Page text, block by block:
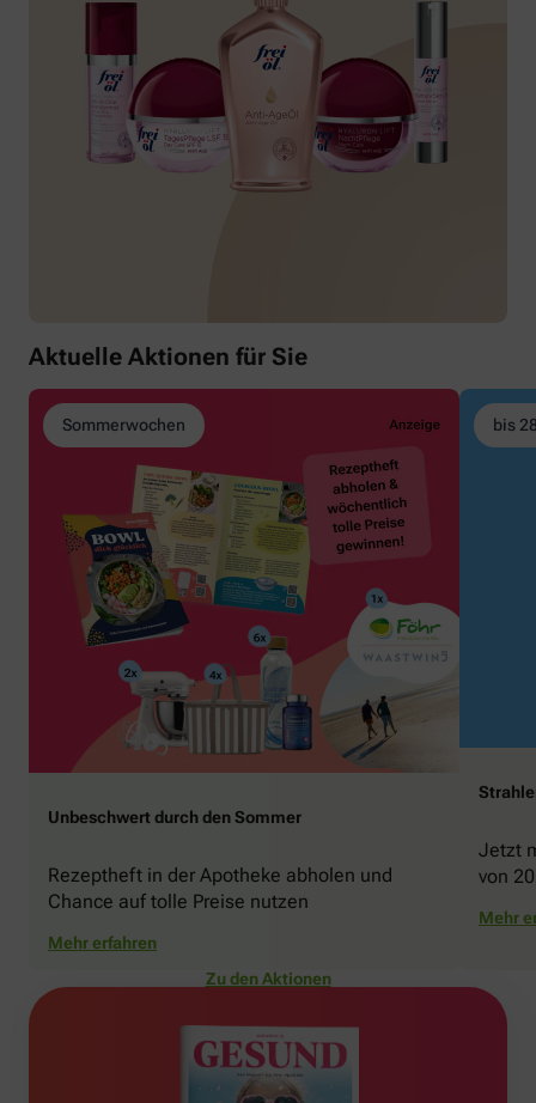
Aktuelle Aktionen für Sie
Sommerwochen
Unbeschwert durch den Sommer
Rezeptheft in der Apotheke abholen und
Chance auf tolle Preise nutzen
Mehr erfahren
bis
Jetzt
von
Mehr
Zu den Aktionen